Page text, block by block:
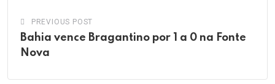
PREVIOUS POST
Bahia vence Bragantino por 1 a 0 na Fonte
Nova